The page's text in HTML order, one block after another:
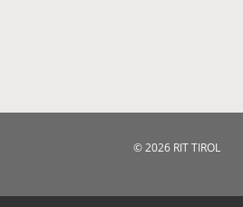
© 2026 RIT TIROL